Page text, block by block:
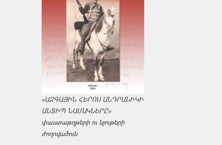
«ԱԶԳԱՅԻՆ ՀԵՐՈՍ ԱՆԴՐԱՆԻԿԻ
ԱՆՏԻՊ ՆԱՄԱԿՆԵՐԸ»
փաստաթղթերի ու նյութերի
ժողովածուն